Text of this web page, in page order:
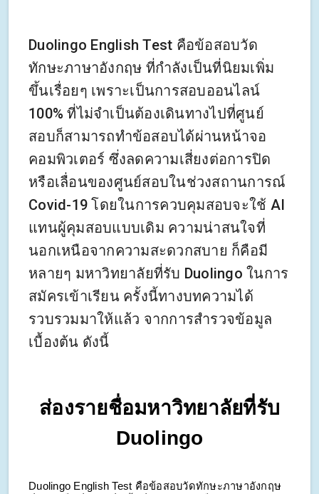
Duolingo English Test คือข้อสอบวัด
ทักษะภาษาอังกฤษ ที่กำลังเป็นที่นิยมเพิ่ม
ขึ้นเรื่อยๆ เพราะเป็นการสอบออนไลน์
100% ที่ไม่จำเป็นต้องเดินทางไปที่ศูนย์
สอบก็สามารถทำข้อสอบได้ผ่านหน้าจอ
คอมพิวเตอร์ ซึ่งลดความเสี่ยงต่อการปิด
หรือเลื่อนของศูนย์สอบในช่วงสถานการณ์
Covid-19 โดยในการควบคุมสอบจะใช้ AI
แทนผู้คุมสอบแบบเดิม ความน่าสนใจที่
นอกเหนือจากความสะดวกสบาย ก็คือมี
หลายๆ มหาวิทยาลัยที่รับ Duolingo ในการ
สมัครเข้าเรียน ครั้งนี้ทางบทความได้
รวบรวมมาให้แล้ว จากการสำรวจข้อมูล
เบื้องต้น ดังนี้
ส่องรายชื่อมหาวิทยาลัยที่รับ
Duolingo
Duolingo English Test คือข้อสอบวัดทักษะภาษาอังกฤษ